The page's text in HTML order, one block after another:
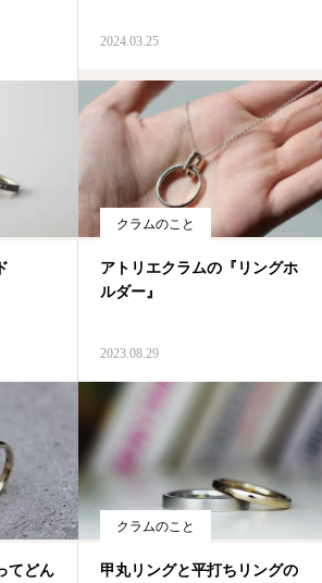
2024.03.25
クラムのこと
アトリエクラムの『リングホ
ルダー』
2023.08.29
てどん
クラムのこと
甲丸リングと平打ちリングの